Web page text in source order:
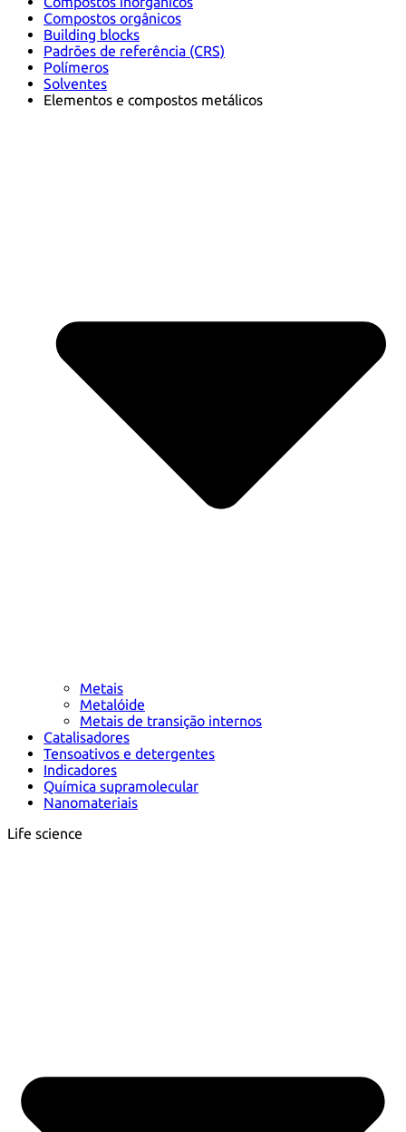
Compostos orgânicos
Building blocks
Padrões de referência (CRS)
Polímeros
Solventes
Elementos e compostos metálicos
Metais
Metalóide
Metais de transição internos
Catalisadores
Tensoativos e detergentes
Indicadores
Química supramolecular
Nanomateriais
Life science